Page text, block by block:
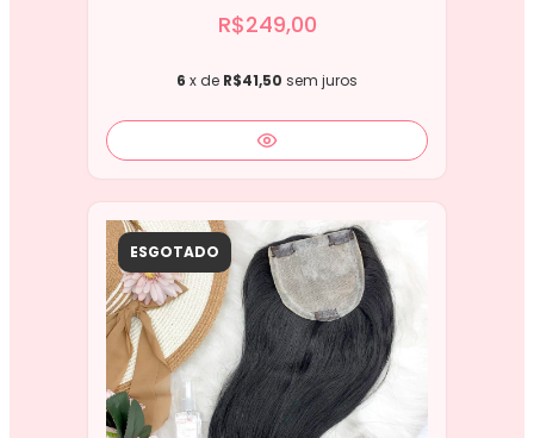
R$249,00
6 x de R$41,50 sem juros
ESGOTADO